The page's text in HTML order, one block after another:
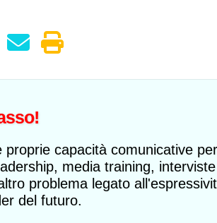
capacità comunicative
media training,
problema legato
del futuro.